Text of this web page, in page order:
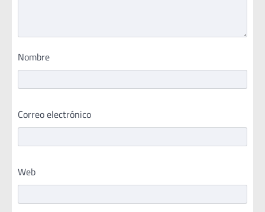
Nombre
Correo electrónico
Web